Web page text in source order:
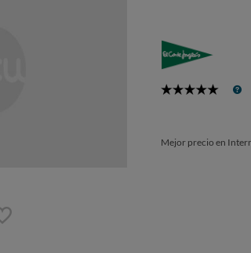
5
Mejor precio en